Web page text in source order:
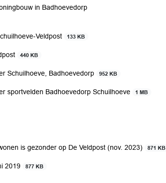
in Badhoevedorp
Veldpost
133 KB
440 KB
Schuilhoeve, Badhoevedorp 952 KB
sportvelden Badhoevedorp Schuilhoeve 1 MB
is gezonder op De Veldpost (nov. 2023) 871 KB
2019 877 KB